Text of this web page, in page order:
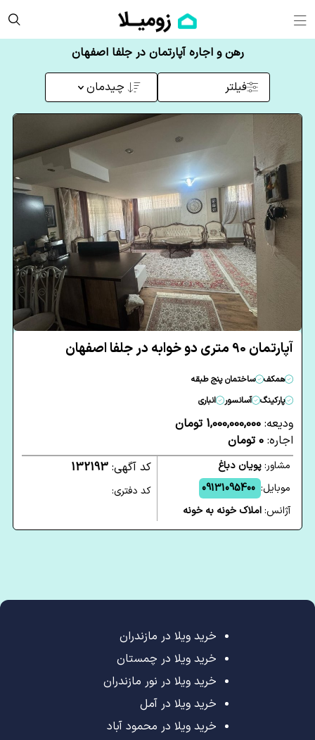
رهن و اجاره آپارتمان در جلفا اصفهان
فیلتر چیدمان
آپارتمان 90 متری دو خوابه در جلفا اصفهان
همکف
ساختمان پنج طبقه
پارکینگ
آسانسور انباری
ودیعه: 1,000,000,000 تومان
اجاره: 0 تومان
مشاور:پویان دباغ
موبایل: 09131095400
آژانس:املاک خونه به خونه
کد آگهی: 132193
کد دفتری:
خرید ویلا در مازندران
خرید ویلا در چمستان
خرید ویلا در نور مازندران
خرید ویلا در آمل
خرید ویلا در محمود آباد